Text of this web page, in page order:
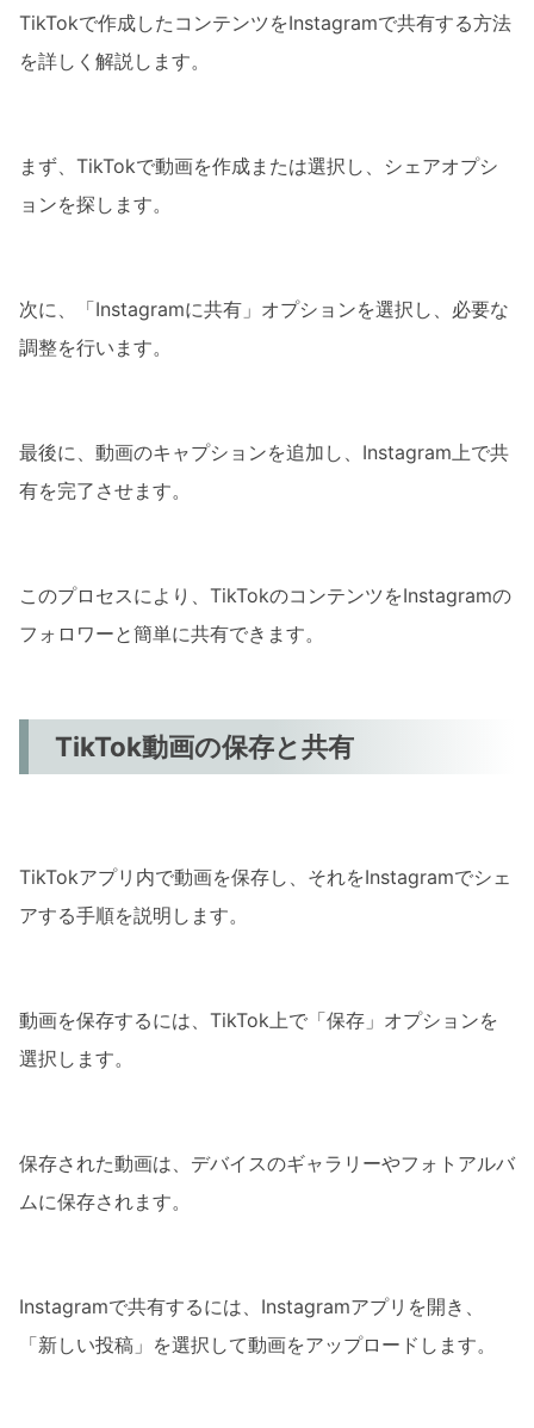
3. シェア時の画質と設定の最適化
動画の画質設定
4. TikTokとInstagramの連携強化
クロスプラットフォーム戦略
TikTokで作成したコンテンツをInstagramで共有する方法
を詳しく解説します。
まず、TikTokで動画を作成または選択し、シェアオプシ
ョンを探します。
次に、「Instagramに共有」オプションを選択し、必要な
調整を行います。
最後に、動画のキャプションを追加し、Instagram上で共
有を完了させます。
このプロセスにより、TikTokのコンテンツをInstagramの
フォロワーと簡単に共有できます。
TikTok動画の保存と共有
TikTokアプリ内で動画を保存し、それをInstagramでシェ
アする手順を説明します。
動画を保存するには、TikTok上で「保存」オプションを
選択します。
保存された動画は、デバイスのギャラリーやフォトアルバ
ムに保存されます。
Instagramで共有するには、Instagramアプリを開き、
「新しい投稿」を選択して動画をアップロードします。